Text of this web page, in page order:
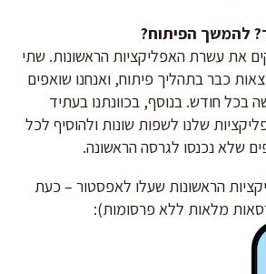
להמשך הפיתוח?
את עשרת האפליקציות הראשונות. שתי
כבר בתהליך פיתוח, ואנחנו שואפים
בכל חודש. בנוסף, בכוונתנו בעתיד
שלנו לשפות שונות ולהוסיף לכל
שלא נכנסו לגרסה הראשונה.
5 האפליקציות הראשונות שעלו לאפסטור – כעת
מלאות ללא פרסומות):